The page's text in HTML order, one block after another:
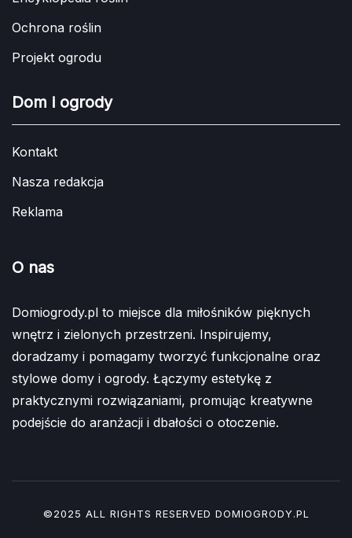
Ochrona roślin
Projekt ogrodu
Dom i ogrody
Kontakt
Nasza redakcja
Reklama
O nas
Domiogrody.pl to miejsce dla miłośników pięknych
wnętrz i zielonych przestrzeni. Inspirujemy,
doradzamy i pomagamy tworzyć funkcjonalne oraz
stylowe domy i ogrody. Łączymy estetykę z
praktycznymi rozwiązaniami, promując kreatywne
podejście do aranżacji i dbałości o otoczenie.
©2025 ALL RIGHTS RESERVED DOMIOGRODY.PL